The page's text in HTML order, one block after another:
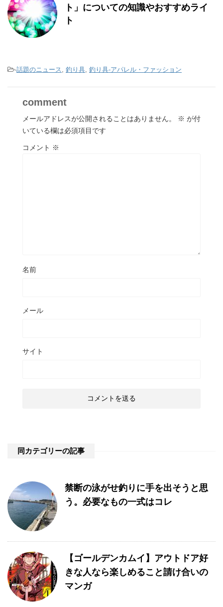
ト」についての知識やおすすめライ
ト
-話題のニュース, 釣り具, 釣り具-アパレル・ファッション
comment
メールアドレスが公開されることはありません。 ※ が付
いている欄は必須項目です
コメント ※
名前
メール
サイト
同カテゴリーの記事
禁断の泳がせ釣りに手を出そうと思
う。必要なもの一式はコレ
【ゴールデンカムイ】アウトドア好
きな人なら楽しめること請け合いの
マンガ